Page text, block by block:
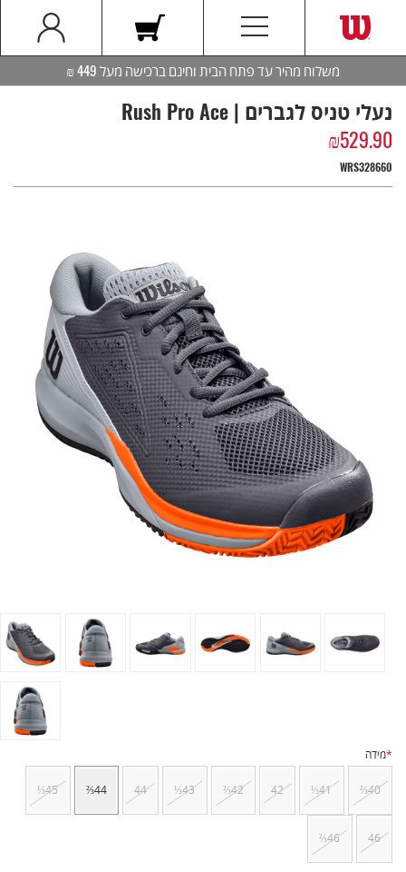
משלוח מהיר עד פתח הבית וחינם ברכישה מעל 449 ₪
נעלי טניס לגברים | Rush Pro Ace
₪529.90
WRS328660
*מידה
⅔40
⅓41
42
⅔42
⅓43
44
⅔44
⅓45
46
⅔46